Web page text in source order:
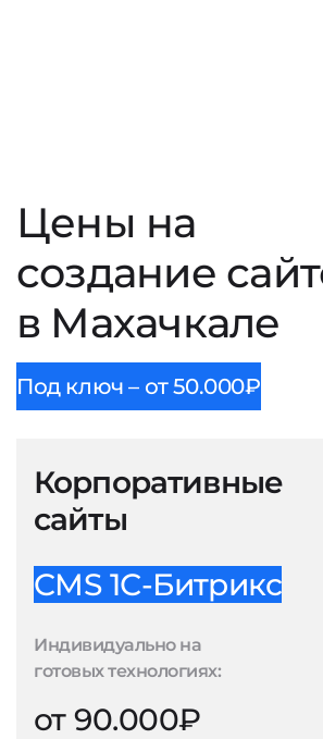
Цены на
создание
в Махачкале
Под ключ – от 50.000₽
Корпоративные
сайты
CMS 1С-Битрикс
Индивидуально на
готовых технологиях:
от 90.000₽